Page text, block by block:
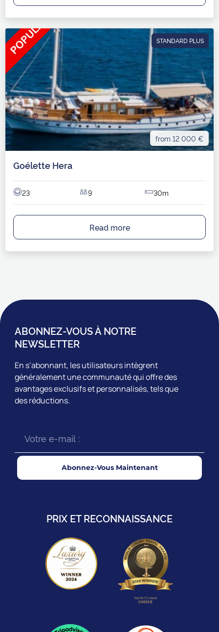
STANDARD PLUS
from 12 000 €
Goélette Hera
23 9 30m
Read more
ABONNEZ-VOUS À NOTRE
NEWSLETTER
En s’abonnant, les utilisateurs intègrent
généralement une communauté qui offre des
avantages exclusifs et personnalisés, tels que
des réductions.
Abonnez-Vous Maintenant
PRIX ET RECONNAISSANCE